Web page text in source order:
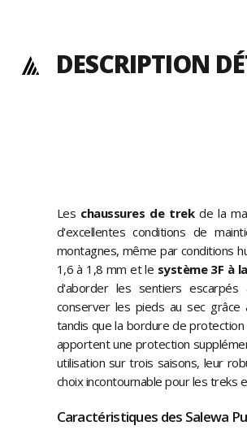
DESCRIPTION
Les chaussures de trek de la
d'excellentes conditions de
montagnes, même par conditions
1,6 à 1,8 mm et le système 3F à
d'aborder les sentiers escarpés
conserver les pieds au sec
tandis que la bordure de
apportent une protection
utilisation sur trois saisons, leur
choix incontournable pour les treks
Caractéristiques des Salewa